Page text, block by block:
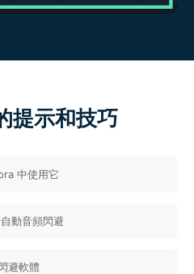
提示和技巧
中使用它
動音頻閃避
避軟體